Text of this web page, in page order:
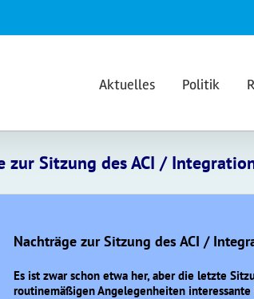
Aktuelles Politik
zur Sitzung des ACI /
Nachträge zur Sitzung des ACI /
Es ist zwar schon etwa her, aber die letzte
routinemäßigen Angelegenheiten interessante